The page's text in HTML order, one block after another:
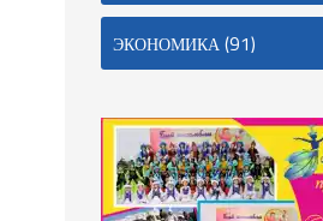
ЭКОНОМИКА(91)